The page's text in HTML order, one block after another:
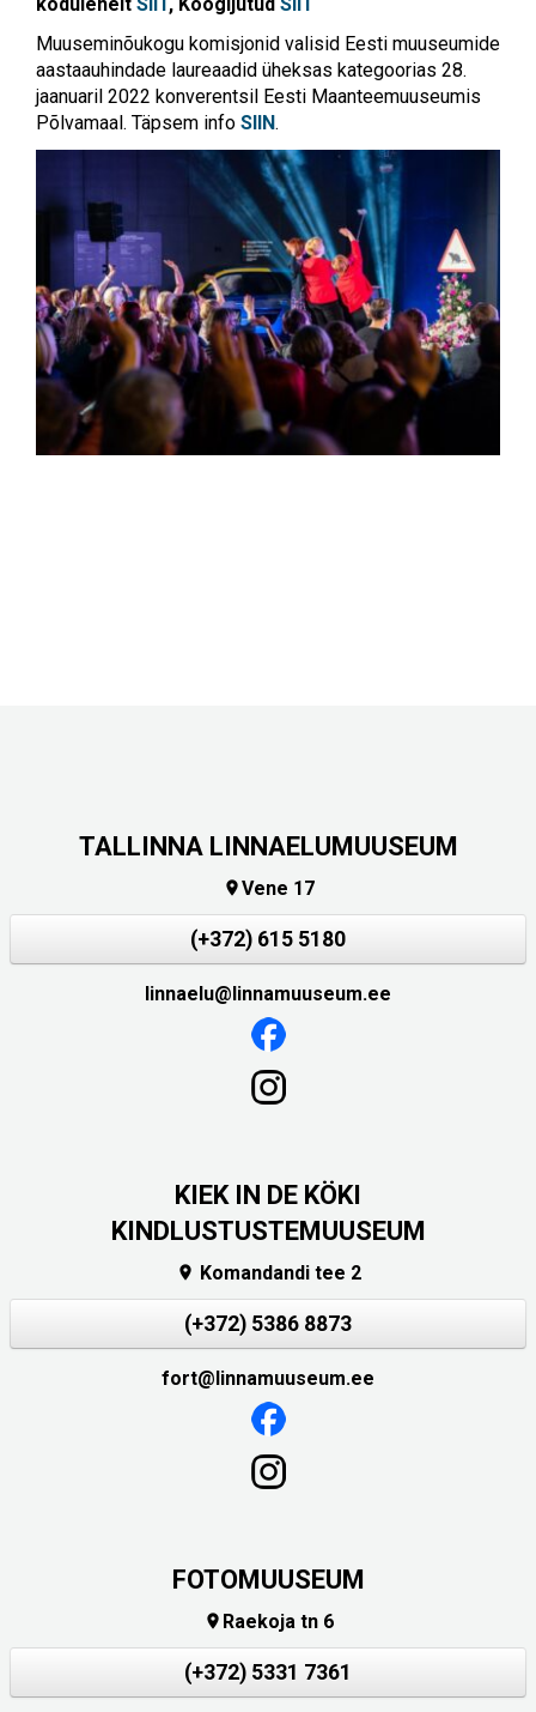
Muuseminõukogu komisjonid valisid Eesti muuseumide
aastaauhindade laureaadid üheksas kategoorias 28.
jaanuaril 2022 konverentsil Eesti Maanteemuuseumis
Põlvamaal. Täpsem info SIIN.
TALLINNA LINNAELUMUUSEUM
Vene 17
(+372) 615 5180
linnaelu@linnamuuseum.ee
KIEK IN DE KÖKI
KINDLUSTUSTEMUUSEUM
 Komandandi tee 2
(+372) 5386 8873
fort@linnamuuseum.ee
FOTOMUUSEUM
 Raekoja tn 6
(+372) 5331 7361